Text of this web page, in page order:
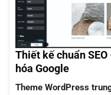
Thiết kế chuẩn
hóa Google
Theme WordPress